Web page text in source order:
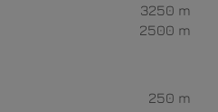
3250 m
2500 m
250 m